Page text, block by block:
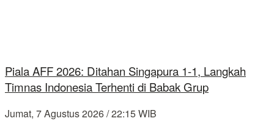
Piala AFF 2026: Ditahan Singapura 1-1, Langkah
Timnas Indonesia Terhenti di Babak Grup
Jumat, 7 Agustus 2026 / 22:15 WIB